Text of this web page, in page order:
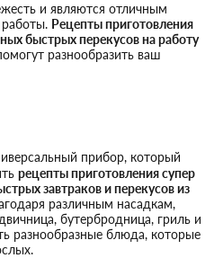
и являются отличным
Рецепты приготовления
быстрых перекусов на работу
разнообразить ваш
прибор, который
рецепты приготовления супер
завтраков и перекусов из
различным насадкам,
бутербродница, гриль и
разнообразные блюда, которые